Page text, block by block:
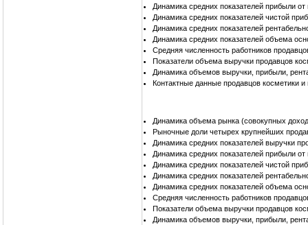
Динамика средних показателей прибыли
Динамика средних показателей чистой
Динамика средних показателей
Динамика средних показателей объема
Средняя численность работников
Показатели объема выручки продавцов
Динамика объемов выручки, прибыли,
Контактные данные продавцов косметики
Динамика объема рынка (совокупных
Рыночные доли четырех крупнейших
Динамика средних показателей выручки
Динамика средних показателей прибыли
Динамика средних показателей чистой
Динамика средних показателей
Динамика средних показателей объема
Средняя численность работников
Показатели объема выручки продавцов
Динамика объемов выручки, прибыли,